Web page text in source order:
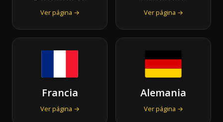
Ver página → Ver página →
Francia
Ver página →
Alemania
Ver página →